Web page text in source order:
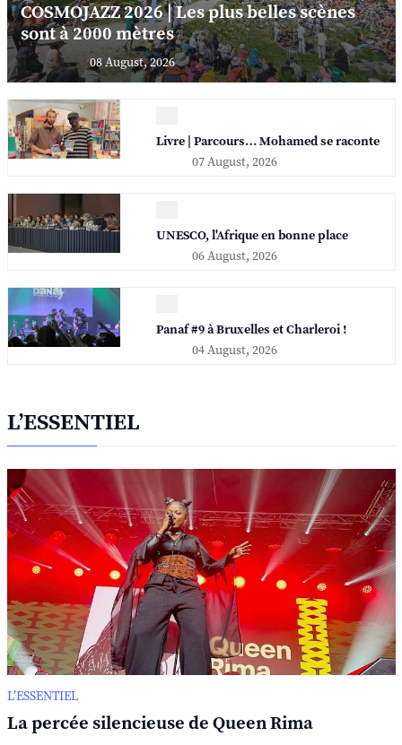
COSMOJAZZ 2026 | Les plus belles scènes
sont à 2000 mètres
08 August, 2026
Livre | Parcours… Mohamed se raconte
07 August, 2026
UNESCO, l'Afrique en bonne place
06 August, 2026
Panaf #9 à Bruxelles et Charleroi !
04 August, 2026
L’ESSENTIEL
L’ESSENTIEL
La percée silencieuse de Queen Rima